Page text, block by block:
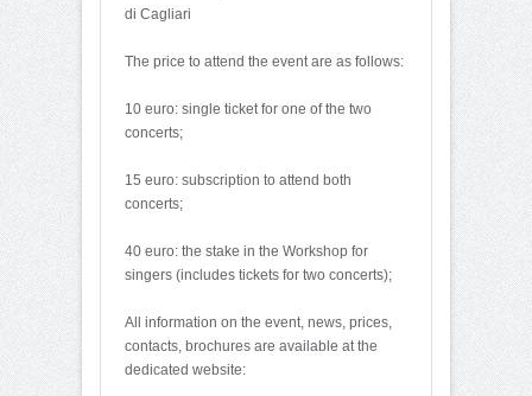
di Cagliari
The price to attend the event are as follows:
10 euro: single ticket for one of the two
concerts;
15 euro: subscription to attend both
concerts;
40 euro: the stake in the Workshop for
singers (includes tickets for two concerts);
All information on the event, news, prices,
contacts, brochures are available at the
dedicated website: